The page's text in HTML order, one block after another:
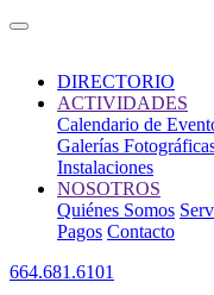
DIRECTORIO
ACTIVIDADES
Calendario de
Galerías
Instalaciones
NOSOTROS
Quiénes Somos
Pagos Contacto
664.681.6101